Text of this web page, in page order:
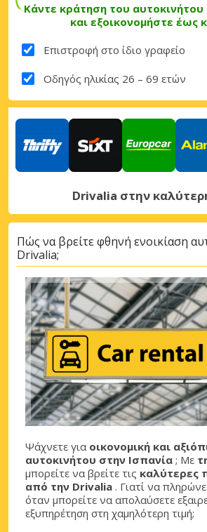
Κάντε κράτηση του
και εξοικονομήστε έως
Επιστροφή στο ίδιο γραφείο
Οδηγός ηλικίας 26 – 69 ετών
Drivalia στην
Πώς να βρείτε φθηνή ενοικίαση
Drivalia;
Ψάχνετε για οικονομική και
αυτοκινήτου στην Ισπανία ; Με
μπορείτε να βρείτε τις καλύτερες
από την Drivalia . Γιατί να
όταν μπορείτε να απολαύσετε
εξυπηρέτηση στη χαμηλότερη τιμή;